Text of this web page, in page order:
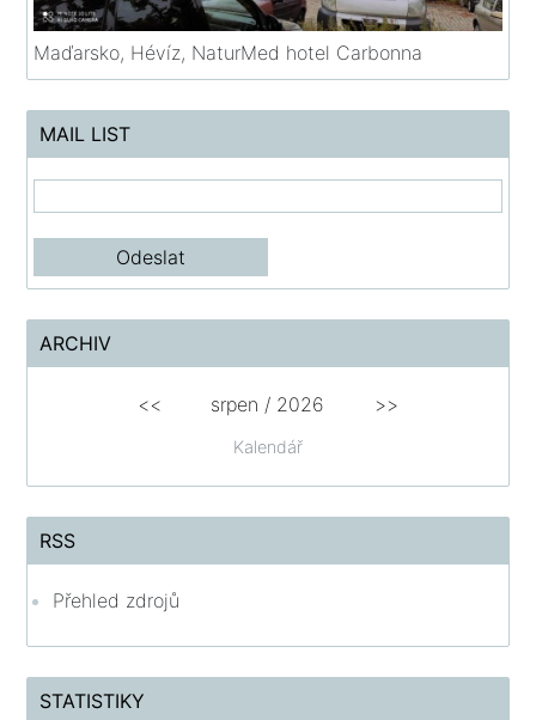
Maďarsko, Hévíz, NaturMed hotel Carbonna
MAIL LIST
ARCHIV
Kalendář
<< srpen / 2026 >>
RSS
Přehled zdrojů
STATISTIKY